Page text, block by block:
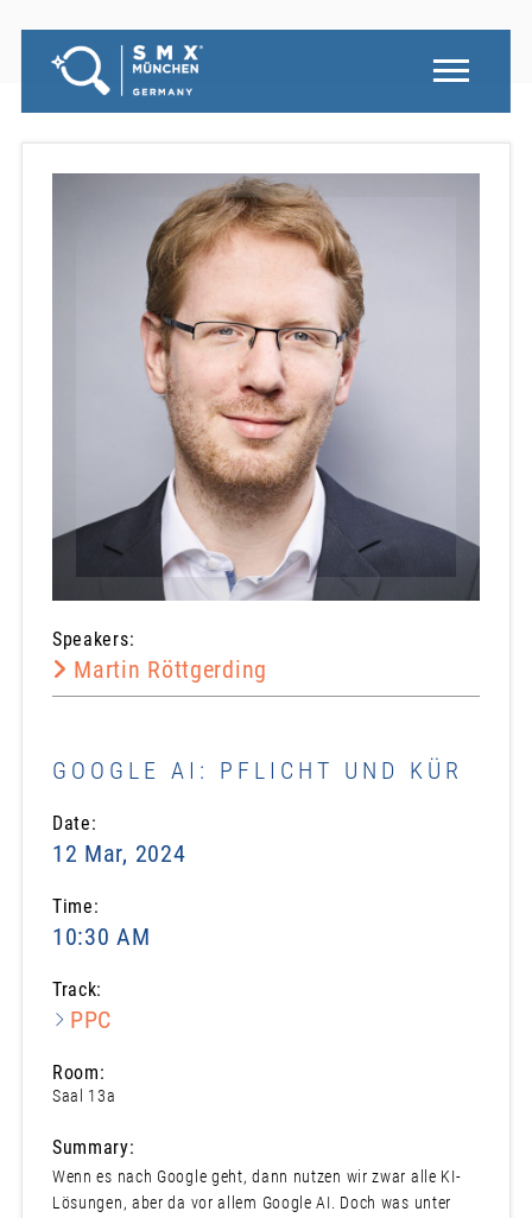
Speakers:
Martin Röttgerding
GOOGLE AI: PFLICHT UND KÜR
Date:
12 Mar, 2024
Time:
10:30 AM
Track:
PPC
Room:
Saal 13a
Summary:
Wenn es nach Google geht, dann nutzen wir zwar alle KI-
Lösungen, aber da vor allem Google AI. Doch was unter